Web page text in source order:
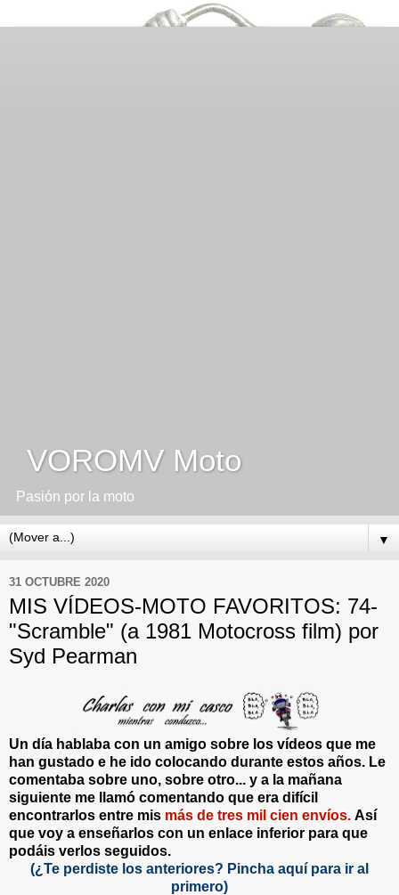
VOROMV Moto
Pasión por la moto
▼
31 OCTUBRE 2020
MIS VÍDEOS-MOTO FAVORITOS: 74-
"Scramble" (a 1981 Motocross film) por
Syd Pearman
Un día hablaba con un amigo sobre los vídeos que me
han gustado e he ido colocando durante estos años. Le
comentaba sobre uno, sobre otro... y a la mañana
siguiente me llamó comentando que era difícil
encontrarlos entre mis más de tres mil cien envíos. Así
que voy a enseñarlos con un enlace inferior para que
podáis verlos seguidos.
(¿Te perdiste los anteriores? Pincha aquí para ir al
primero)